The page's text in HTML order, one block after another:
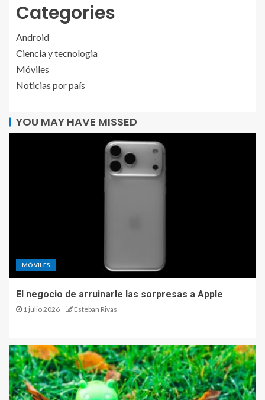
Categories
Android
Ciencia y tecnologia
Móviles
Noticias por país
YOU MAY HAVE MISSED
MÓVILES
El negocio de arruinarle las sorpresas a Apple
1 julio 2026 Esteban Rivas